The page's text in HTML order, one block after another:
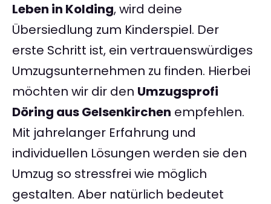
Leben in Kolding, wird deine
Übersiedlung zum Kinderspiel. Der
erste Schritt ist, ein vertrauenswürdiges
Umzugsunternehmen zu finden. Hierbei
möchten wir dir den Umzugsprofi
Döring aus Gelsenkirchen empfehlen.
Mit jahrelanger Erfahrung und
individuellen Lösungen werden sie den
Umzug so stressfrei wie möglich
gestalten. Aber natürlich bedeutet